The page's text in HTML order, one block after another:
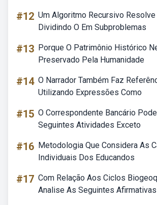
#12 Um Algoritmo Recursivo
Dividindo O Em Subproblemas
#13 Porque O Patrimônio Histórico
Preservado Pela Humanidade
#14 O Narrador Também Faz
Utilizando Expressões Como
#15 O Correspondente Bancário
Seguintes Atividades Exceto
#16 Metodologia Que Considera As
Individuais Dos Educandos
#17 Com Relação Aos Ciclos
Analise As Seguintes Afirmativas